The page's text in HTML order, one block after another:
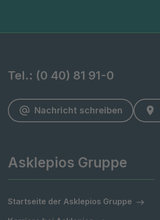
Tel.: (0 40) 81 91-0
Nachricht schreiben
Asklepios Gruppe
Startseite der Asklepios Gruppe